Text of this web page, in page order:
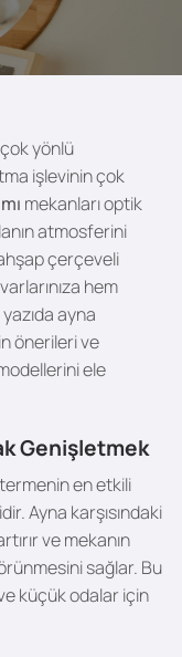
yönlü
işlevinin çok
mekanları optik
atmosferini
çerçeveli
hem
ayna
önerileri ve
ele
Genişletmek
en etkili
Ayna karşısındaki
ve mekanın
sağlar. Bu
küçük odalar için